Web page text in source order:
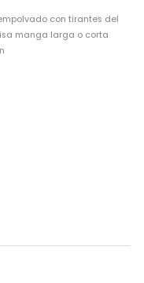
con tirantes del
manga larga o corta